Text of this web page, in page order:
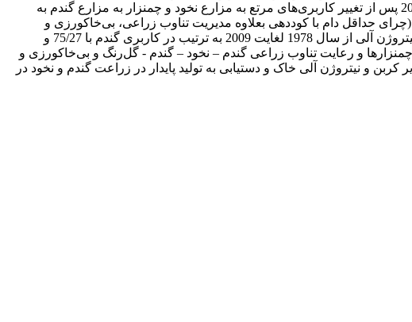
چمنزارها، مراتع و مزارع منطقه سارال استان کردستان است. نتایج نشان داد ورودی کربن آلی به خاک طی سال‌های 1963 تا 2009 پس از تغییر کاربری‌های مرتع به مزارع نخود و چمنزار به مزارع گندم به
ترتیب 96/0 و 05/1 مگاگرم در هکتار در سال کاهش‌یافته است. بیشترین مقادیر ذخایر کربن و نیتروژن آلی در اثر اعمال سناریو 3 (چرای حداقل دام با کوددهی بعلاوه مدیریت تناوب زراعی، بی‌خاکورزی و
کوددهی) از سال 2020 لغایت 2100 در کاربری چمنزار به ترتیب با 16/71 و 01/4 مگاگرم در هکتار و کمترین مقادیر ذخایر کربن و نیتروژن آلی از سال 1978 لغایت 2009 به ترتیب در کاربری گندم با 75/27 و
و چمنزارها و رعایت تناوب زراعی گندم – نخود – گندم - گل‌رنگ و بی‌خاکورزی و
و نیتروژن آلی خاک و دستیابی به تولید پایدار در زراعت گندم و نخود در